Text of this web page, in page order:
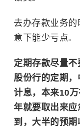
去办存款业务
意下能少亏点。
定期存款尽量
股份行的定期
计息，本来10
年就要取出来
到，大半的预